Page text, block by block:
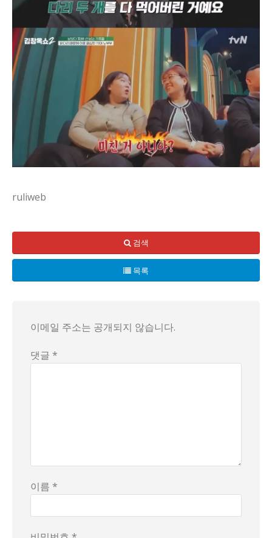
ruliweb
나도 직접 본 건 아니니까 추측일 뿐인데, 서로의 습관 차
현실은 아직 모르는 게 많고, 이혼 여부도 확정되지 않았지.
검색
목록
이메일 주소는 공개되지 않습니다.
댓글 *
이름 *